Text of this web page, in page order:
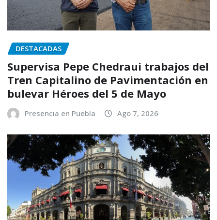
DESTACADAS
Supervisa Pepe Chedraui trabajos del
Tren Capitalino de Pavimentación en
bulevar Héroes del 5 de Mayo
Presencia en Puebla Ago 7, 2026